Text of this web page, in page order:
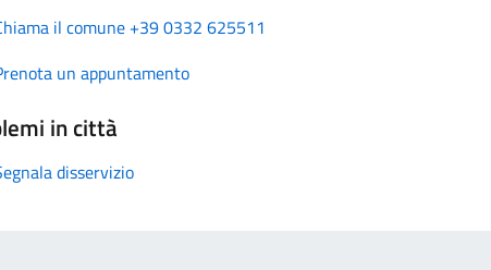
il comune +39 0332 625511
un appuntamento
in città
disservizio